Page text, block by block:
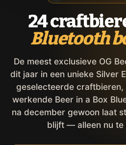
24
Bluetooth
De meest exclusieve OG
dit jaar in een unieke Silver
geselecteerde
werkende Beer in a Box
na december gewoon laat
blijft — alleen nu te